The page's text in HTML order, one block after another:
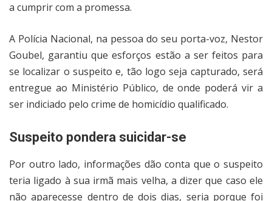
a cumprir com a promessa.
A Polícia Nacional, na pessoa do seu porta-voz, Nestor
Goubel, garantiu que esforços estão a ser feitos para
se localizar o suspeito e, tão logo seja capturado, será
entregue ao Ministério Público, de onde poderá vir a
ser indiciado pelo crime de homicídio qualificado.
Suspeito pondera suicidar-se
Por outro lado, informações dão conta que o suspeito
teria ligado à sua irmã mais velha, a dizer que caso ele
não aparecesse dentro de dois dias, seria porque foi